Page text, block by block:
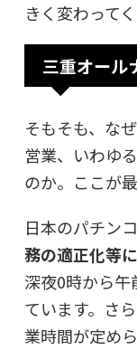
きく変わって
三重オール
そもそも、な
営業、いわゆ
のか。ここが
日本のパチンコ
務の適正化等
深夜0時から
ています。さ
業時間が定め